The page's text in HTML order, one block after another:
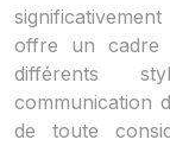
offre un cadre
différents
communication
de toute